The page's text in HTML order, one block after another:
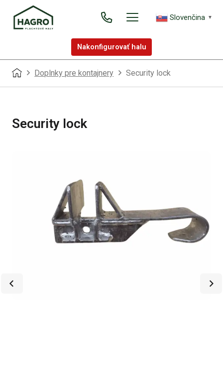
Slovenčina ▼
Nakonfigurovať halu
Doplnky pre kontajnery Security lock
Security lock